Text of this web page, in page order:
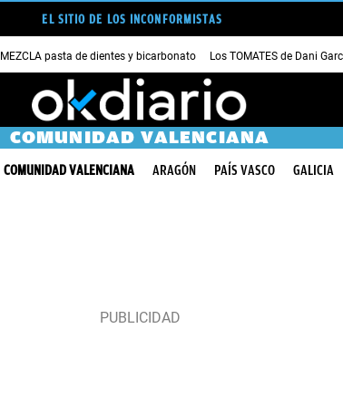
EL SITIO DE LOS INCONFORMISTAS
MEZCLA pasta de dientes y bicarbonato Los TOMATES de Dani
COMUNIDAD VALENCIANA
COMUNIDAD VALENCIANA ARAGÓN PAÍS VASCO GALICIA